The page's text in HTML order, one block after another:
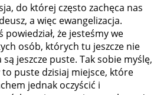
do której często zachęca nas
a więc ewangelizacja.
powiedział, że jesteśmy we
osób, których tu jeszcze nie
jeszcze puste. Tak sobie myślę,
to puste dzisiaj miejsce, które
jednak oczyścić i